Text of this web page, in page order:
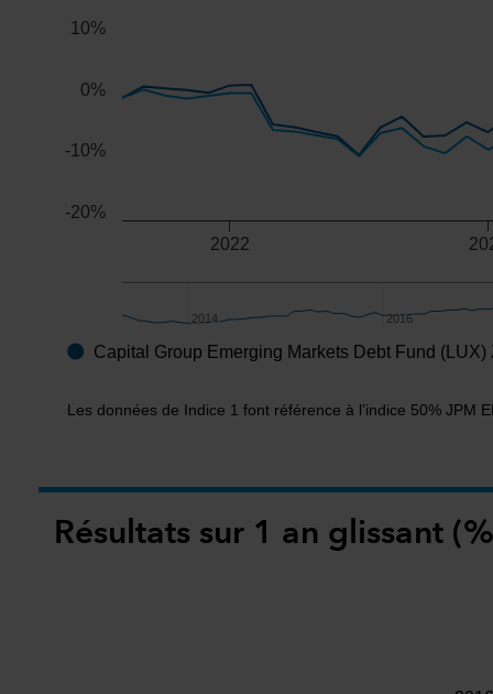
2022
2014
2014 2016
2016
-20%
-10%
0%
10%
End of interactive chart.
Capital Group Emerging Markets Debt Fund (LUX)
Les données de Indice 1 font référence à l’indice 50% JPM
Résultats sur 1 an glissant